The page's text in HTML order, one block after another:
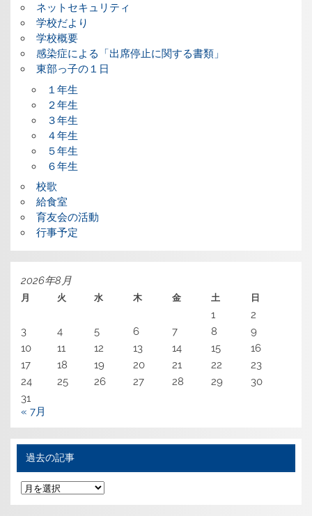
ネットセキュリティ
学校だより
学校概要
感染症による「出席停止に関する書類」
東部っ子の１日
１年生
２年生
３年生
４年生
５年生
６年生
校歌
給食室
育友会の活動
行事予定
2026年8月
月 火 水 木 金 土 日
1
2
3
4 5 6 7 8
9
10
11 12 13 14 15
16
17
18 19 20 21 22
23
24
25 26 27 28 29
30
31
« 7月
過去の記事
過
去
の